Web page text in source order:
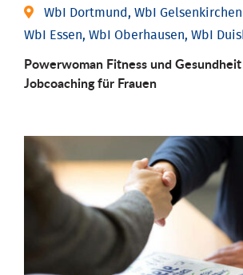
WbI Dortmund, WbI
WbI Essen, WbI Oberhausen, WbI
Powerwoman Fitness und
Job­coaching für Frauen